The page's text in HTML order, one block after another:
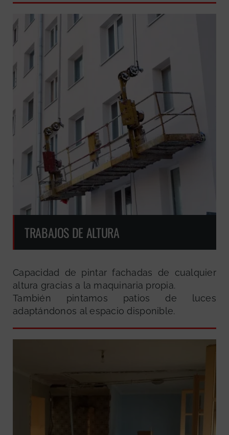
TRABAJOS DE ALTURA
Capacidad de pintar fachadas de cualquier
altura gracias a la maquinaria propia.
También pintamos patios de luces
adaptándonos al espacio disponible.
GRATUITA